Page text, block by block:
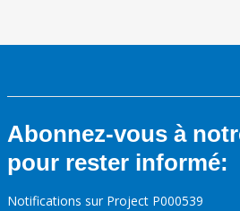
Abonnez-vous à
pour rester informé:
Notifications sur Project P000539